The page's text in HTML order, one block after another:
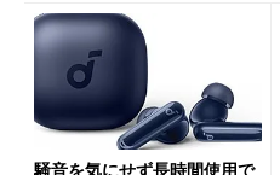
騒音を気にせず長時間使用で